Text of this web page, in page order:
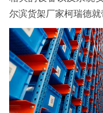
尔滨货架厂家柯瑞德就